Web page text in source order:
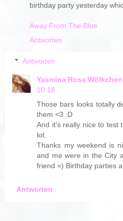
birthday party yesterday
Away From The Blue
Antworten
Antworten
Yasmina Rosa Wölkchen
10:18
Those bars looks totally
them <3 :D
And it's really nice to test
lot.
Thanks my weekend is
and me were in the City
friend =) Birthday parties
Antworten